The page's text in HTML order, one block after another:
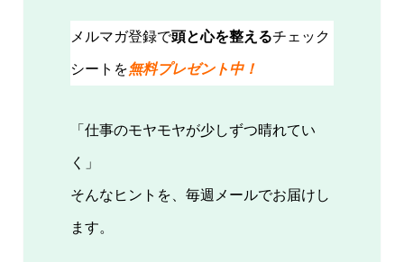
メルマガ登録で頭と心を整えるチェック
シートを無料プレゼント中！
「仕事のモヤモヤが少しずつ晴れてい
く」
そんなヒントを、毎週メールでお届けし
ます。